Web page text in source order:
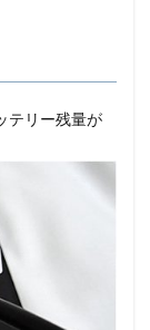
テリー残量が